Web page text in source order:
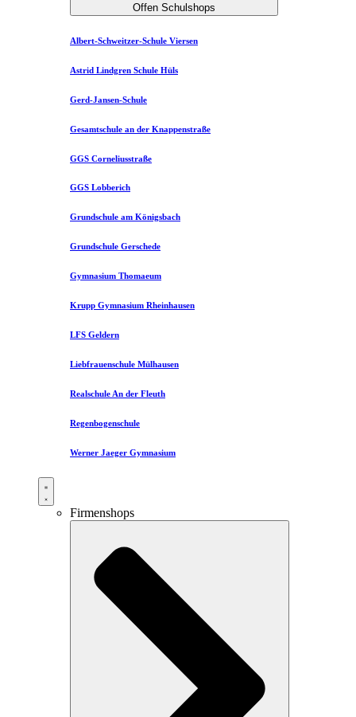
Offen Schulshops
Albert-Schweitzer-Schule Viersen
Astrid Lindgren Schule Hüls
Gerd-Jansen-Schule
Gesamtschule an der Knappenstraße
GGS Corneliusstraße
GGS Lobberich
Grundschule am Königsbach
Grundschule Gerschede
Gymnasium Thomaeum
Krupp Gymnasium Rheinhausen
LFS Geldern
Liebfrauenschule Mülhausen​
Realschule An der Fleuth
Regenbogenschule
Werner Jaeger Gymnasium
Firmenshops